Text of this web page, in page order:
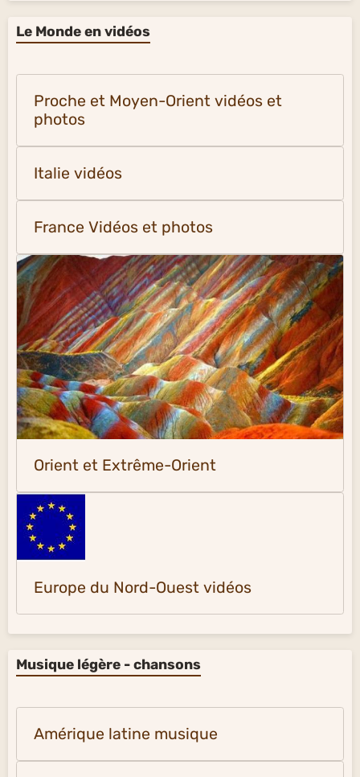
Le Monde en vidéos
Proche et Moyen-Orient vidéos et
photos
Italie vidéos
France Vidéos et photos
Orient et Extrême-Orient
Europe du Nord-Ouest vidéos
Musique légère - chansons
Amérique latine musique